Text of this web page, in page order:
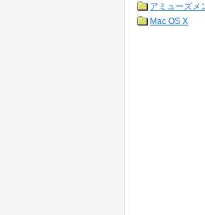
アミューズメ
Mac OS X